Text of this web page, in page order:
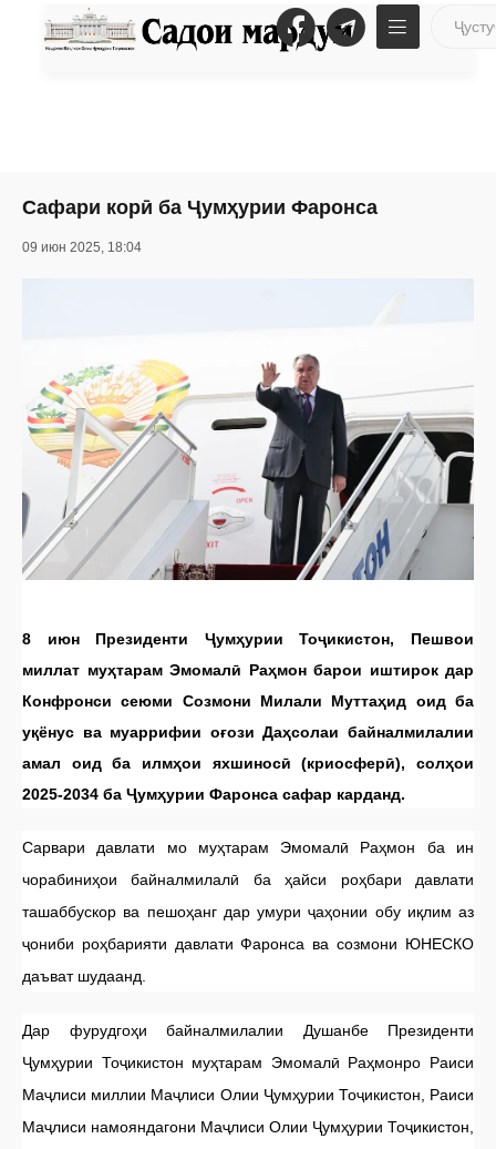
Сафари корӣ ба Ҷумҳурии Фаронса
09 июн 2025, 18:04
8 июн Президенти Ҷумҳурии Тоҷикистон, Пешвои
миллат муҳтарам Эмомалӣ Раҳмон барои иштирок дар
Конфронси сеюми Созмони Милали Муттаҳид оид ба
уқёнус ва муаррифии оғози Даҳсолаи байналмилалии
амал оид ба илмҳои яхшиносӣ (криосферӣ), солҳои
2025-2034 ба Ҷумҳурии Фаронса сафар карданд.
Сарвари давлати мо муҳтарам Эмомалӣ Раҳмон ба ин
чорабиниҳои байналмилалӣ ба ҳайси роҳбари давлати
ташаббускор ва пешоҳанг дар умури ҷаҳонии обу иқлим аз
ҷониби роҳбарияти давлати Фаронса ва созмони ЮНЕСКО
даъват шудаанд.
Дар фурудгоҳи байналмилалии Душанбе Президенти
Ҷумҳурии Тоҷикистон муҳтарам Эмомалӣ Раҳмонро Раиси
Маҷлиси миллии Маҷлиси Олии Ҷумҳурии Тоҷикистон, Раиси
Маҷлиси намояндагони Маҷлиси Олии Ҷумҳурии Тоҷикистон,